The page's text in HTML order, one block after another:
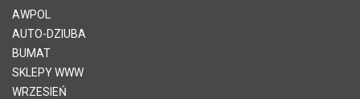
AWPOL
AUTO-DZIUBA
BUMAT
SKLEPY WWW
WRZESIEŃ